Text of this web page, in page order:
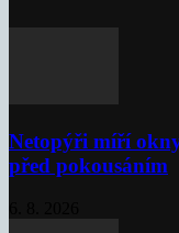
Netopýři míří
před pokousáním